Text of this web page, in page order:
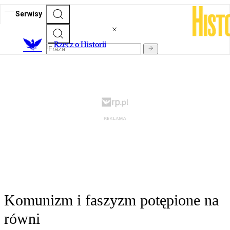
Serwisy
Rzecz o Historii
Komunizm i faszyzm potępione na
równi